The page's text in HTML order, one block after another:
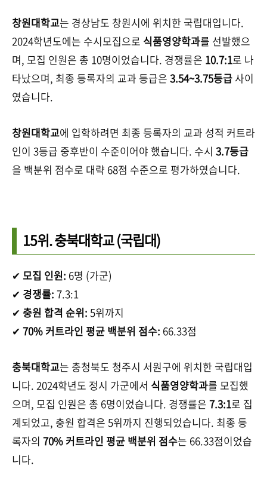
창원대학교는 경상남도 창원시에 위치한 국립대입니다.
2024학년도에는 수시모집으로 식품영양학과를 선발했으
며, 모집 인원은 총 10명이었습니다. 경쟁률은 10.7:1로 나
타났으며, 최종 등록자의 교과 등급은 3.54~3.75등급 사이
였습니다.
창원대학교에 입학하려면 최종 등록자의 교과 성적 커트라
인이 3등급 중후반이 수준이어야 했습니다. 수시 3.7등급
을 백분위 점수로 대략 68점 수준으로 평가하였습니다.
15위.충북대학교(국립대)
✔ 모집 인원: 6명 (가군)
✔ 경쟁률: 7.3:1
✔ 충원 합격 순위: 5위까지
✔ 70% 커트라인 평균 백분위 점수: 66.33점
충북대학교는 충청북도 청주시 서원구에 위치한 국립대입
니다. 2024학년도 정시 가군에서 식품영양학과를 모집했
으며, 모집 인원은 총 6명이었습니다. 경쟁률은 7.3:1로 집
계되었고, 충원 합격은 5위까지 진행되었습니다. 최종 등
록자의 70% 커트라인 평균 백분위 점수는 66.33점이었습
니다.